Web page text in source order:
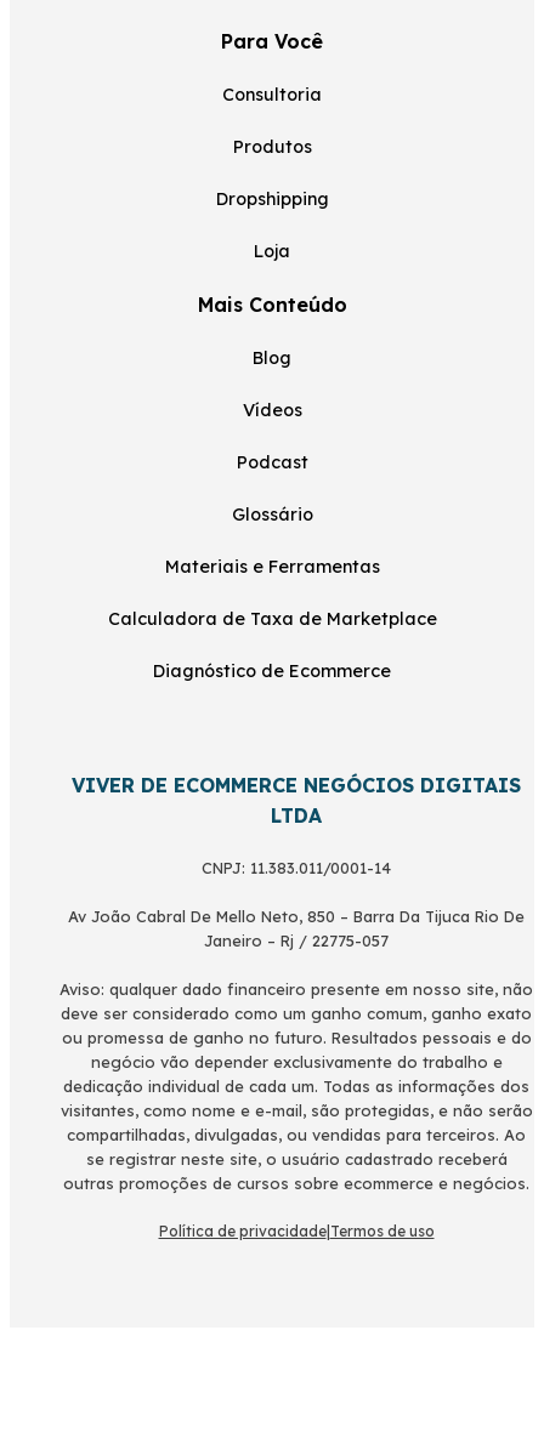
Para Você
Consultoria
Produtos
Dropshipping
Loja
Mais Conteúdo
Blog
Vídeos
Podcast
Glossário
Materiais e Ferramentas
Calculadora de Taxa de Marketplace
Diagnóstico de Ecommerce
VIVER DE ECOMMERCE NEGÓCIOS DIGITAIS
LTDA
CNPJ: 11.383.011/0001-14
Av João Cabral De Mello Neto, 850 – Barra Da Tijuca Rio De
Janeiro – Rj / 22775-057
Aviso: qualquer dado financeiro presente em nosso site, não
deve ser considerado como um ganho comum, ganho exato
ou promessa de ganho no futuro. Resultados pessoais e do
negócio vão depender exclusivamente do trabalho e
dedicação individual de cada um. Todas as informações dos
visitantes, como nome e e-mail, são protegidas, e não serão
compartilhadas, divulgadas, ou vendidas para terceiros. Ao
se registrar neste site, o usuário cadastrado receberá
outras promoções de cursos sobre ecommerce e negócios.
Política de privacidade| Termos de uso